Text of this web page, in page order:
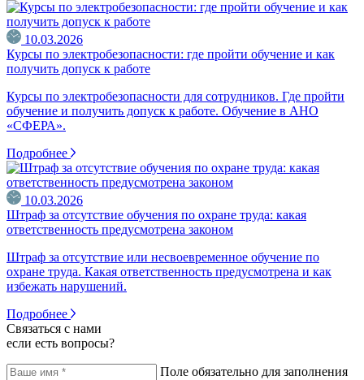
10.03.2026
Курсы по электробезопасности: где пройти обучение и как
получить допуск к работе
Курсы по электробезопасности для сотрудников. Где пройти
обучение и получить допуск к работе. Обучение в АНО
«СФЕРА».
Подробнее
10.03.2026
Штраф за отсутствие обучения по охране труда: какая
ответственность предусмотрена законом
Штраф за отсутствие или несвоевременное обучение по
охране труда. Какая ответственность предусмотрена и как
избежать нарушений.
Подробнее
Связаться с нами
если есть вопросы?
Поле обязательно для заполнения